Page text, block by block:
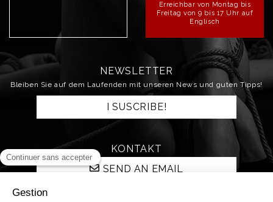
Erreichbar von Montag bis
Freitag von 9 bis 17 Uhr auf
Englisch
NEWSLETTER
Bleiben Sie auf dem Laufenden mit unseren News und guten Tipps!
I SUSCRIBE!
KONTAKT
SEND AN EMAIL